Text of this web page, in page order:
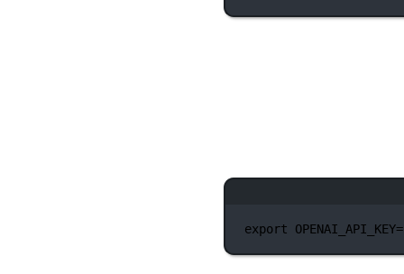
export OPENAI_API_KEY=